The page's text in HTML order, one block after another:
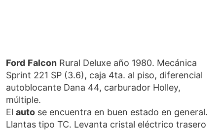
Ford Falcon Rural Deluxe año 1980. Mecánica
Sprint 221 SP (3.6), caja 4ta. al piso, diferencial
autoblocante Dana 44, carburador Holley,
múltiple.
El auto se encuentra en buen estado en general.
Llantas tipo TC. Levanta cristal eléctrico trasero